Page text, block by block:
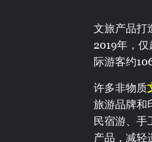
文旅产品打
2019年，
际游客约
许多非物质
旅游品牌和
民宿游、手
产品，减轻